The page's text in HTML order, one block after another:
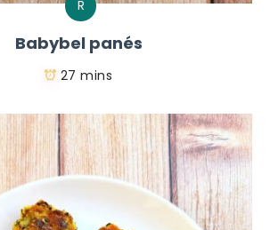
R
Babybel panés
27 mins